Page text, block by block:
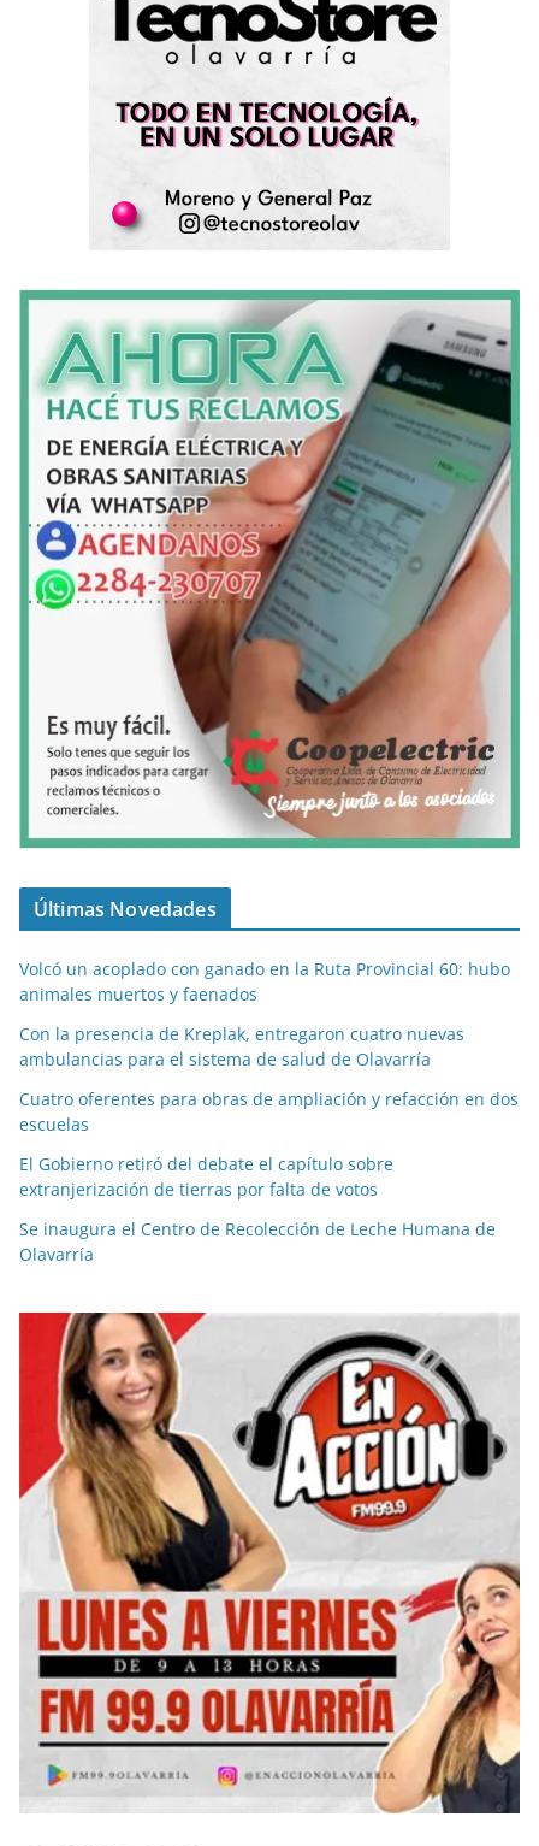
Últimas Novedades
Volcó un acoplado con ganado en la Ruta Provincial 60: hubo
animales muertos y faenados
Con la presencia de Kreplak, entregaron cuatro nuevas
ambulancias para el sistema de salud de Olavarría
Cuatro oferentes para obras de ampliación y refacción en dos
escuelas
El Gobierno retiró del debate el capítulo sobre
extranjerización de tierras por falta de votos
Se inaugura el Centro de Recolección de Leche Humana de
Olavarría